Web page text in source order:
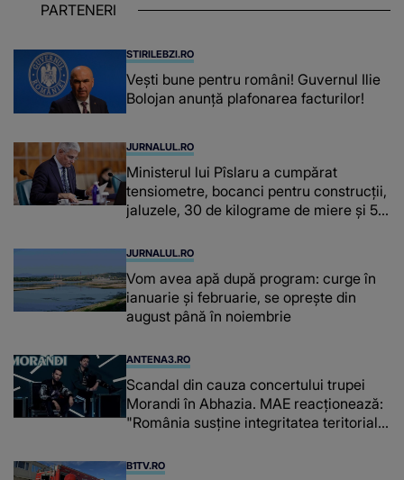
chiar și după trecerea anilor: "De
PARTENERI
STIRILEBZI.RO
Vești bune pentru români! Guvernul Ilie
Bolojan anunță plafonarea facturilor!
JURNALUL.RO
Ministerul lui Pîslaru a cumpărat
tensiometre, bocanci pentru construcții,
jaluzele, 30 de kilograme de miere și 50
JURNALUL.RO
Vom avea apă după program: curge în
ianuarie și februarie, se oprește din
august până în noiembrie
ANTENA3.RO
Scandal din cauza concertului trupei
Morandi în Abhazia. MAE reacționează:
"România susține integritatea teritorială
B1TV.RO